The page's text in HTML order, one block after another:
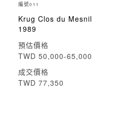
編號011
Krug Clos du Mesnil
1989
預估價格
TWD 50,000-65,000
成交價格
TWD 77,350